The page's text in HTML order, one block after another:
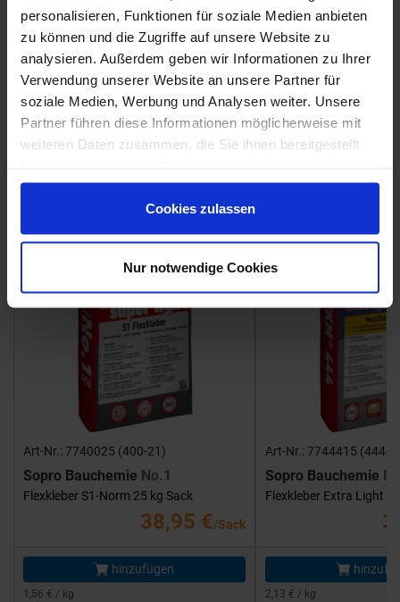
personalisieren, Funktionen für soziale Medien anbieten
zu können und die Zugriffe auf unsere Website zu
analysieren. Außerdem geben wir Informationen zu Ihrer
Verwendung unserer Website an unsere Partner für
soziale Medien, Werbung und Analysen weiter. Unsere
Partner führen diese Informationen möglicherweise mit
weiteren Daten zusammen, die Sie ihnen bereitgestellt
gesammelt haben.
Cookies zulassen
Nur notwendige Cookies
Weitere Serien von Ragno
Fliesenkleber
Showroom
Art-Nr.: 7740025 (400-21)
Sopro Bauchemie No.1
Flexkleber S1-Norm 25 kg Sack
38,95 €/Sack
hinzufügen
1,56 € / kg
Showroom
Art-Nr.: 7744415 (444-
Sopro Bauchemie
Flexkleber Extra Light
2,13 € / kg